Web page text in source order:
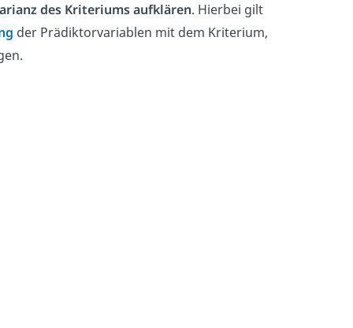
des Kriteriums aufklären. Hierbei gilt
der Prädiktorvariablen mit dem Kriterium,